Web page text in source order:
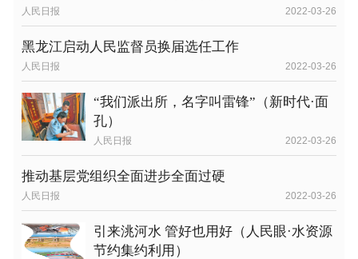
人民日报 2022-03-26
黑龙江启动人民监督员换届选任工作
人民日报 2022-03-26
“我们派出所，名字叫雷锋”（新时代·面
孔）
人民日报 2022-03-26
推动基层党组织全面进步全面过硬
人民日报 2022-03-26
引来洮河水 管好也用好（人民眼·水资源
节约集约利用）